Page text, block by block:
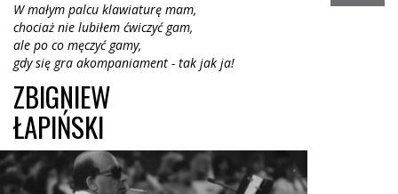
W małym palcu klawiaturę mam,
chociaż nie lubiłem ćwiczyć gam,
ale po co męczyć gamy,
gdy się gra akompaniament - tak jak ja!
ZBIGNIEW
ŁAPIŃSKI